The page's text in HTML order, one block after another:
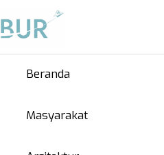
Beranda
Masyarakat